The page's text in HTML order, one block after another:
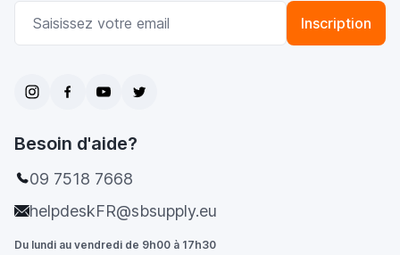
Adresse email
Inscription
Besoin d'aide?
09 7518 7668
helpdeskFR@sbsupply.eu
Du lundi au vendredi de 9h00 à 17h30